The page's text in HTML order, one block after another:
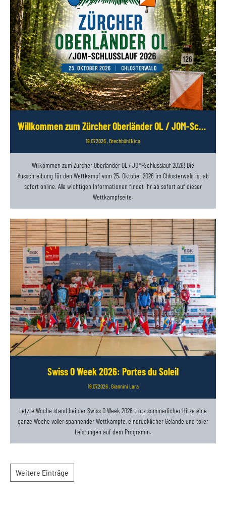
Willkommen zum Zürcher Oberländer OL / JOM-Schlusslauf 2026
19.07.2026 , Brechbühl Nico
Willkommen zum Zürcher Oberländer OL / JOM-Schlusslauf 2026! Die
Ausschreibung für den Wettkampf vom 25. Oktober 2026 im Chlosterwald ist ab
sofort online. Alle wichtigen Informationen findet ihr ab sofort auf dieser
Wettkampfseite.
Swiss O Week 2026: Portes du Soleil
19.07.2026, Giannini Lara
Letzte Woche stand bei der Swiss O Week 2026 trotz sommerlicher Hitze eine
ganze Woche voller spannender Wettkämpfe, eindrücklicher Gelände und toller
Leistungen auf dem Programm.
Weitere Einträge